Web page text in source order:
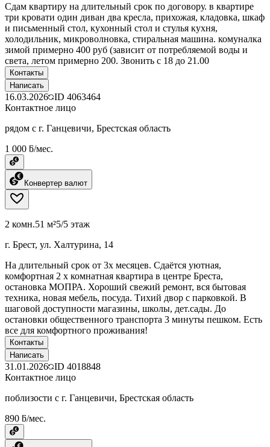
Сдам квартиру на длительный срок по договору. в квартире
три кровати один диван два кресла, прихожая, кладовка, шкаф
и письменный стол, кухонный стол и стулья кухня,
холодильник, микроволновка, стиральная машина. комуналка
зимой примерно 400 руб (зависит от потребляемой воды и
света, летом примерно 200. Звонить с 18 до 21.00
Контакты
Написать
16.03.2026 ID 4063464
Контактное лицо
рядом с г. Ганцевичи, Брестская область
1 000 ƃ/мес.
Конвертер валют
2 комн.51 м²5/5 этаж
г. Брест, ул. Халтурина, 14
На длительный срок от 3х месяцев. Сдаётся уютная,
комфортная 2 х комнатная квартира в центре Бреста,
остановка МОПРА. Хороший свежий ремонт, вся бытовая
техника, новая мебель, посуда. Тихий двор с парковкой. В
шаговой доступности магазины, школы, дет.сады. До
остановки общественного транспорта 3 минуты пешком. Есть
все для комфортного проживания!
Контакты
Написать
31.01.2026 ID 4018848
Контактное лицо
поблизости с г. Ганцевичи, Брестская область
890 ƃ/мес.